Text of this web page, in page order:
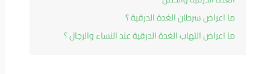
ما اعراض سرطان الغدة الدرقية ؟
ما اعراض التهاب الغدة الدرقية عند النساء والرجال ؟